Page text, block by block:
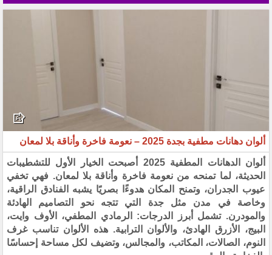
ألوان دهانات مطفية بجدة 2025 – نعومة فاخرة وأناقة بلا لمعان
ألوان الدهانات المطفية 2025 أصبحت الخيار الأول للتشطيبات
الحديثة، لما تمنحه من نعومة فاخرة وأناقة بلا لمعان. فهي تخفي
عيوب الجدران، وتمنح المكان هدوءًا بصريًا يشبه الفنادق الراقية،
وخاصة في مدن مثل جدة التي تتجه نحو التصاميم الهادئة
والمودرن. تشمل أبرز الدرجات: الرمادي المطفي، الأوف وايت،
البيج، الأزرق الهادئ، والألوان الترابية. هذه الألوان تناسب غرف
النوم، الصالات، المكاتب، والمجالس، وتضيف لكل مساحة إحساسًا